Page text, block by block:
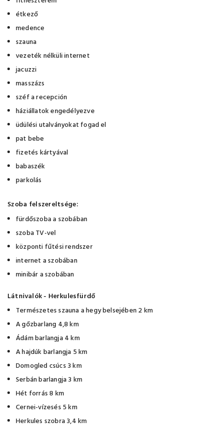
étkező
medence
szauna
vezeték nélküli internet
jacuzzi
masszázs
széf a recepción
háziállatok engedélyezve
üdülési utalványokat fogad el
pat bebe
fizetés kártyával
babaszék
parkolás
Szoba felszereltsége:
fürdőszoba a szobában
szoba TV-vel
központi fűtési rendszer
internet a szobában
minibár a szobában
Látnivalók - Herkulesfürdő
Természetes szauna a hegy belsejében 2 km
A gőzbarlang 4,8 km
Ádám barlangja 4 km
A hajdúk barlangja 5 km
Domogled csúcs 3 km
Serbán barlangja 3 km
Hét forrás 8 km
Cernei-vízesés 5 km
Herkules szobra 3,4 km